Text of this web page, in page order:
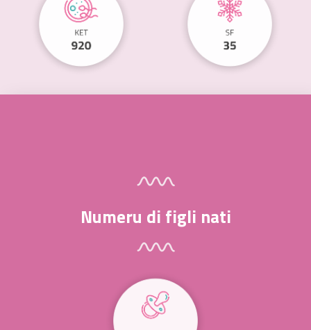
Numeru di figli nati